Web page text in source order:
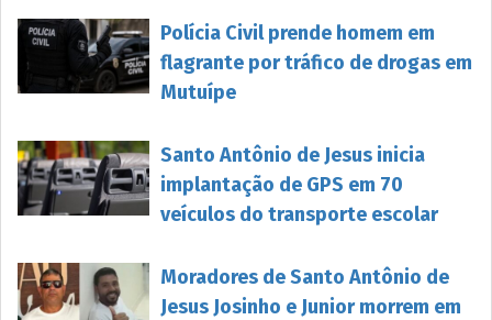
Polícia Civil prende homem em
flagrante por tráfico de drogas em
Mutuípe
Santo Antônio de Jesus inicia
implantação de GPS em 70
veículos do transporte escolar
Moradores de Santo Antônio de
Jesus Josinho e Junior morrem em